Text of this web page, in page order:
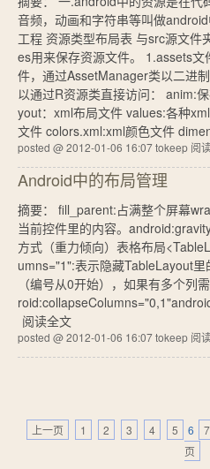
音频，动画和字符串等叫做
工程 资源类型布局表 与src源文件
es用来保存资源文件。 1.assets
件，通过AssetManager类以二进
以通过R资源类直接访问： anim:
yout：xml布局文件 values:各种
文件 colors.xml:xml颜色文件
posted @ 2012-01-06 16:07 tokeep 阅
Android中的布局管理
摘要： fill_parent:占满整个屏幕
当前控件里的内容。
方式（重力倾向）表格布局
umns="1":表示隐藏TableLayout
（编号从0开始），如果有多个列
阅读全文
posted @ 2012-01-06 16:07 tokeep 阅
上一页 1 2 3 4 5 6 7
页